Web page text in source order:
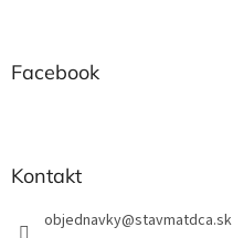
Facebook
Kontakt
objednavky@stavmatdca.sk